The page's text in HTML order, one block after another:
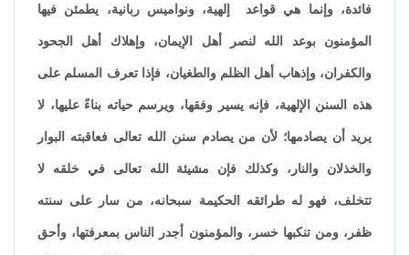
فائدة، وإنما هي قواعد إلهية، ونواميس ربانية، يطمئن فيها
المؤمنون بوعد الله لنصر أهل الإيمان، وإهلاك أهل الجحود
والكفران، وإذهاب أهل الظلم والطغيان، فإذا تعرف المسلم على
هذه السنن الإلهية، فإنه يسير وفقها، ويرسم حياته بناءً عليها، لا
يريد أن يصادمها؛ لأن من يصادم سنن الله تعالى فعاقبته البوار
والخذلان والنار، وكذلك فإن مشيئة الله تعالى في خلقه لا
تتخلف، فهو له طرائقه الحكيمة سبحانه، من سار على سنته
ظفر، ومن تنكبها خسر، والمؤمنون أجدر الناس بمعرفتها، وأحق